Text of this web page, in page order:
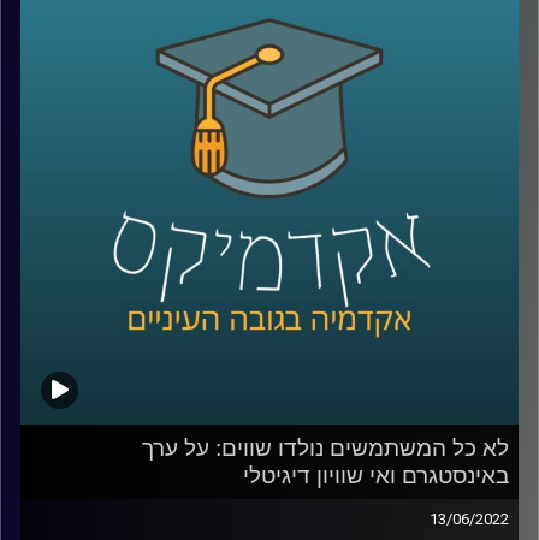
ומרצה על סוציולוגיה דיגיטלית תרבות ובני נוער באינסטגרם
בבר אילן ואצלנו בחטיבת דאטה ממשל ודמוקרטיה שאלה
נערות ונערים באיזה פילטרים הם משתמשים היא נדהמה לגלות
מה נחשב יפה יותר היום – שחור.
אז האם נעשה שינוי אמיתי ביחס בין העדות השונות, ממתי
להיות לבן זה שלילי והאם קים קרדשיאן עשתה שינוי אמיתי
שישאר איתנו לעוד שנים ארוכות? האזינו לחלק השני של
קרדיט תמונות:AudioVersity
לא כל המשתמשים נולדו שווים: על ערך
באינסטגרם ואי שוויון דיגיטלי
13/06/2022